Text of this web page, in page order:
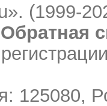
(1999-
Обратная
125080,